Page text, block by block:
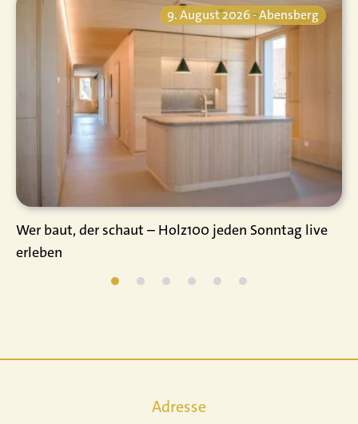
9. August 2026 - Abensberg
Wer baut, der schaut – Holz100 jeden Sonntag live
erleben
Adresse